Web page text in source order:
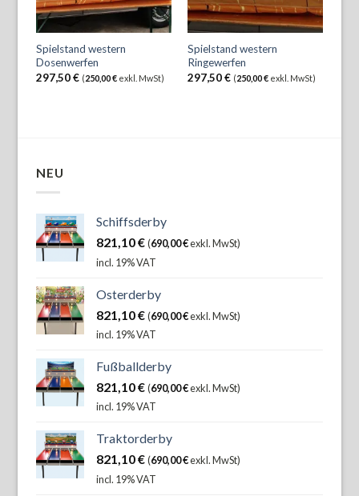
Spielstand western
Dosenwerfen
297,50€ (250,00€ exkl. MwSt)
Spielstand western
Ringewerfen
297,50€ (250,00€exkl. MwSt)
NEU
Schiffsderby
821,10€ (690,00€exkl. MwSt)
incl. 19% VAT
Osterderby
821,10€ (690,00€exkl. MwSt)
incl. 19% VAT
Fußballderby
821,10€ (690,00€exkl. MwSt)
incl. 19% VAT
Traktorderby
821,10€ (690,00€exkl. MwSt)
incl. 19% VAT